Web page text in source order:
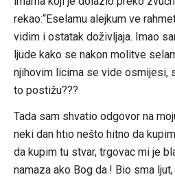
rekao:“Eselamu alejkum ve
vidim i ostatak doživljaja. Imao
ljude kako se nakon molitve
njihovim licima se vide osmijesi,
to postižu???
Tada sam shvatio odgovor na
neki dan htio nešto hitno da
da kupim tu stvar, trgovac mi je
namaza ako Bog da.! Bio sma